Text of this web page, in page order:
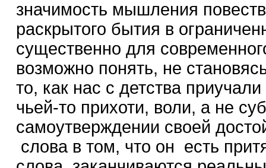
значимость мышления
раскрытого бытия в
существенно для
возможно понять, не
то, как нас с детства
чьей-то прихоти, воли, а не
самоутверждении своей
слова в том, что он есть